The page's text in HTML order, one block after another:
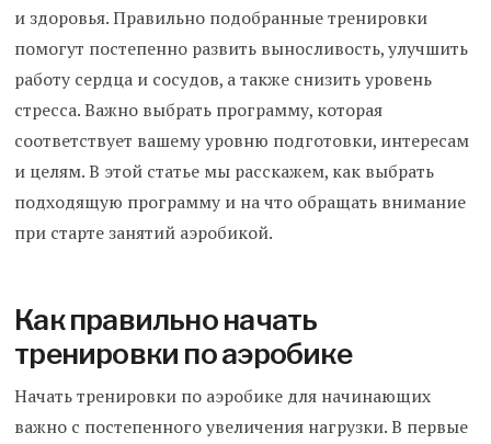
и здоровья. Правильно подобранные тренировки
помогут постепенно развить выносливость, улучшить
работу сердца и сосудов, а также снизить уровень
стресса. Важно выбрать программу, которая
соответствует вашему уровню подготовки, интересам
и целям. В этой статье мы расскажем, как выбрать
подходящую программу и на что обращать внимание
при старте занятий аэробикой.
Как правильно начать
тренировки по аэробике
Начать тренировки по аэробике для начинающих
важно с постепенного увеличения нагрузки. В первые